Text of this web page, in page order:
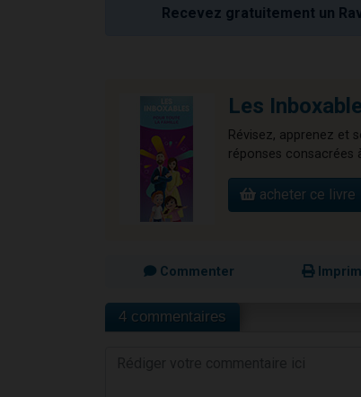
Recevez gratuitement un
Les
Révisez, apprenez et
réponses consacrées
acheter ce livre
Commenter
4 commentaires